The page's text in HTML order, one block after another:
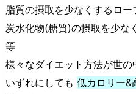
脂質の摂取を少なくするロ
炭水化物(糖質)の摂取を少な
等
様々なダイエット方法が世の
いずれにしても 低カロリー&